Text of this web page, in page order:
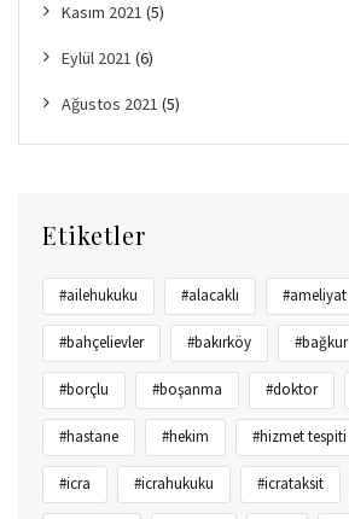
Kasım 2021 (5)
Eylül 2021 (6)
Ağustos 2021 (5)
Etiketler
#ailehukuku #alacaklı #ameliyat
#bahçelievler #bakırköy #bağkur
#borçlu #boşanma #doktor
#hastane #hekim #hizmet tespiti
#icra #icrahukuku #icrataksit